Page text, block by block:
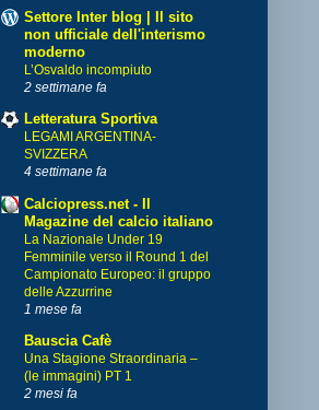
Settore Inter blog | Il sito
non ufficiale dell'interismo
moderno
L’Osvaldo incompiuto
2 settimane fa
Letteratura Sportiva
LEGAMI ARGENTINA-
SVIZZERA
4 settimane fa
Calciopress.net - Il
Magazine del calcio italiano
La Nazionale Under 19
Femminile verso il Round 1 del
Campionato Europeo: il gruppo
delle Azzurrine
1 mese fa
Bauscia Cafè
Una Stagione Straordinaria –
(le immagini) PT 1
2 mesi fa